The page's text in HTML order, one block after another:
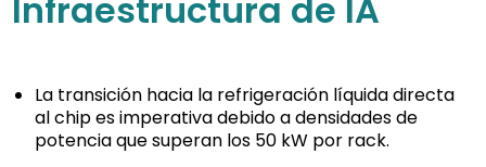
Infraestructura de IA
La transición hacia la refrigeración líquida directa
al chip es imperativa debido a densidades de
potencia que superan los 50 kW por rack.